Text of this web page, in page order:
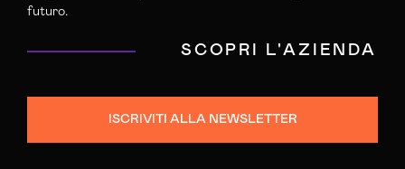
futuro.
SCOPRI L'AZIENDA
ISCRIVITI ALLA NEWSLETTER